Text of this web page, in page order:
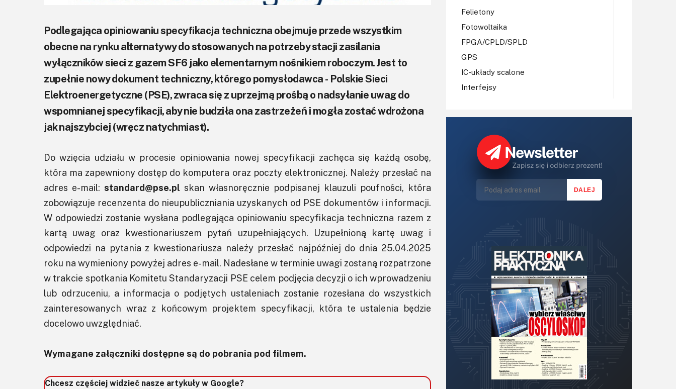
Podlegająca opiniowaniu specyfikacja techniczna obejmuje przede wszystkim
obecne na rynku alternatywy do stosowanych na potrzeby stacji zasilania
wyłączników sieci z gazem SF6 jako elementarnym nośnikiem roboczym. Jest to
zupełnie nowy dokument techniczny, którego pomysłodawca - Polskie Sieci
Elektroenergetyczne (PSE), zwraca się z uprzejmą prośbą o nadsyłanie uwag do
wspomnianej specyfikacji, aby nie budziła ona zastrzeżeń i mogła zostać wdrożona
jak najszybciej (wręcz natychmiast).
Do wzięcia udziału w procesie opiniowania nowej specyfikacji zachęca się każdą osobę,
która ma zapewniony dostęp do komputera oraz poczty elektronicznej. Należy przesłać na
adres e-mail: standard@pse.pl skan własnoręcznie podpisanej klauzuli poufności, która
zobowiązuje recenzenta do nieupubliczniania uzyskanych od PSE dokumentów i informacji.
W odpowiedzi zostanie wysłana podlegająca opiniowaniu specyfikacja techniczna razem z
kartą uwag oraz kwestionariuszem pytań uzupełniających. Uzupełnioną kartę uwag i
odpowiedzi na pytania z kwestionariusza należy przesłać najpóźniej do dnia 25.04.2025
roku na wymieniony powyżej adres e-mail. Nadesłane w terminie uwagi zostaną rozpatrzone
w trakcie spotkania Komitetu Standaryzacji PSE celem podjęcia decyzji o ich wprowadzeniu
lub odrzuceniu, a informacja o podjętych ustaleniach zostanie rozesłana do wszystkich
zainteresowanych wraz z końcowym projektem specyfikacji, która te ustalenia będzie
docelowo uwzględniać.
Wymagane załączniki dostępne są do pobrania pod filmem.
Chcesz częściej widzieć nasze artykuły w Google?
Felietony
Fotowoltaika
FPGA/CPLD/SPLD
GPS
IC-układy scalone
Interfejsy
Koła Naukowe
Książki
Lasery
LED/LCD/OLED
Mechatronika
Narzędzia
Optoelektronika
PCB/Montaż
Podstawy elektroniki
Podzespoły bierne
Półprzewodniki
Pomiary i testy
Projektowanie
Raspberry Pi